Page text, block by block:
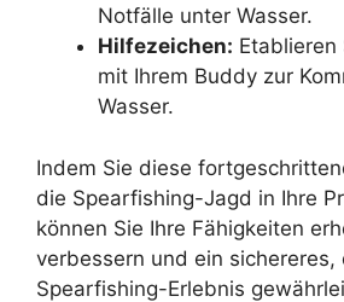
Notfälle unter Wasser.
Hilfezeichen: Etablieren
mit Ihrem Buddy zur
Wasser.
Indem Sie diese
die Spearfishing-Jagd in Ihre
können Sie Ihre Fähigkeiten
verbessern und ein sichereres,
Spearfishing-Erlebnis